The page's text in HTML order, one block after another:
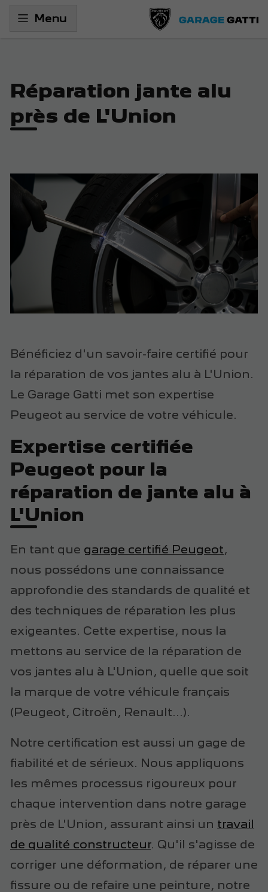
Menu
Réparation jante alu
près de L'Union
Bénéficiez d'un savoir-faire certifié pour
la réparation de vos jantes alu à L'Union.
Le Garage Gatti met son expertise
Peugeot au service de votre véhicule.
Expertise certifiée
Peugeot pour la
réparation de jante alu à
L'Union
En tant que garage certifié Peugeot,
nous possédons une connaissance
approfondie des standards de qualité et
des techniques de réparation les plus
exigeantes. Cette expertise, nous la
mettons au service de la réparation de
vos jantes alu à L'Union, quelle que soit
la marque de votre véhicule français
(Peugeot, Citroën, Renault...).
Notre certification est aussi un gage de
fiabilité et de sérieux. Nous appliquons
les mêmes processus rigoureux pour
chaque intervention dans notre garage
près de L'Union, assurant ainsi un travail
de qualité constructeur. Qu'il s'agisse de
corriger une déformation, de réparer une
fissure ou de refaire une peinture, notre